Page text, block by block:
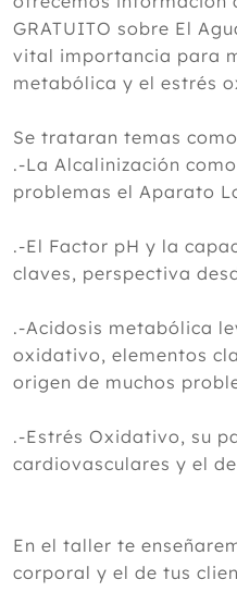
GRATUITO sobre El
vital importancia para
metabólica y el estrés
Se trataran temas
.-La Alcalinización
problemas el Aparato
.-El Factor pH y la
claves, perspectiva
.-Acidosis metabólica
oxidativo, elementos
origen de muchos
.-Estrés Oxidativo, su
cardiovasculares y el
En el taller te
corporal y el de tus